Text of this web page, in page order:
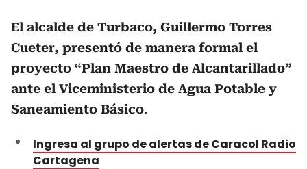
El alcalde de Turbaco, Guillermo Torres
Cueter, presentó de manera formal el
proyecto “Plan Maestro de Alcantarillado”
ante el Viceministerio de Agua Potable y
Saneamiento Básico.
Ingresa al grupo de alertas de Caracol Radio
Cartagena